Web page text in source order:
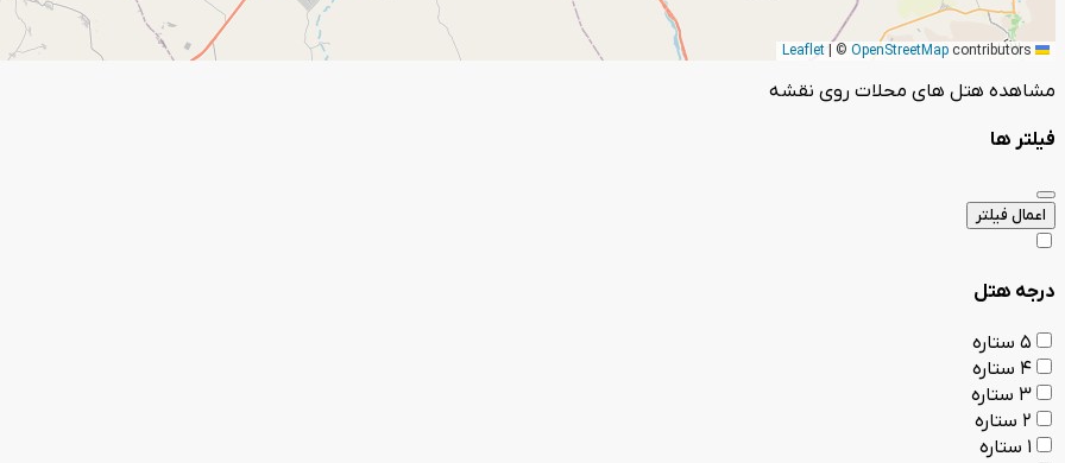
© OpenStreetMap contributors
مشاهده هتل های محلات روی نقشه
فیلتر ها
اعمال فیلتر
درجه هتل
5 ستاره
4 ستاره
3 ستاره
2 ستاره
1 ستاره